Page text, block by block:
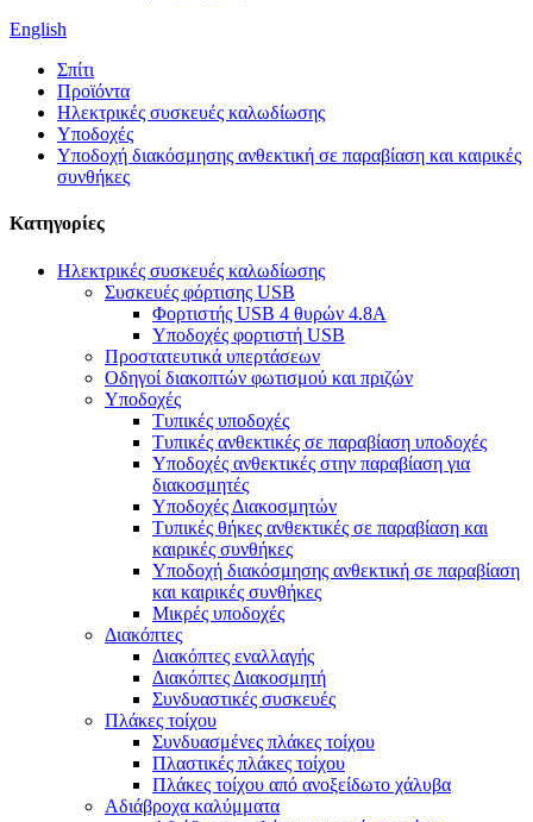
English
Σπίτι
Προϊόντα
Ηλεκτρικές συσκευές καλωδίωσης
Υποδοχές
Υποδοχή διακόσμησης ανθεκτική σε παραβίαση και καιρικές
συνθήκες
Κατηγορίες
Ηλεκτρικές συσκευές καλωδίωσης
Συσκευές φόρτισης USB
Φορτιστής USB 4 θυρών 4.8A
Υποδοχές φορτιστή USB
Προστατευτικά υπερτάσεων
Οδηγοί διακοπτών φωτισμού και πριζών
Υποδοχές
Τυπικές υποδοχές
Τυπικές ανθεκτικές σε παραβίαση υποδοχές
Υποδοχές ανθεκτικές στην παραβίαση για
διακοσμητές
Υποδοχές Διακοσμητών
Τυπικές θήκες ανθεκτικές σε παραβίαση και
καιρικές συνθήκες
Υποδοχή διακόσμησης ανθεκτική σε παραβίαση
και καιρικές συνθήκες
Μικρές υποδοχές
Διακόπτες
Διακόπτες εναλλαγής
Διακόπτες Διακοσμητή
Συνδυαστικές συσκευές
Πλάκες τοίχου
Συνδυασμένες πλάκες τοίχου
Πλαστικές πλάκες τοίχου
Πλάκες τοίχου από ανοξείδωτο χάλυβα
Αδιάβροχα καλύμματα